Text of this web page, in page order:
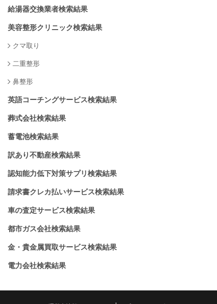
給湯器交換業者検索結果
美容整形クリニック検索結果
クマ取り
二重整形
鼻整形
英語コーチングサービス検索結果
葬式会社検索結果
蓄電池検索結果
訳あり不動産検索結果
認知能力低下対策サプリ検索結果
請求書クレカ払いサービス検索結果
車の査定サービス検索結果
都市ガス会社検索結果
金・貴金属買取サービス検索結果
電力会社検索結果